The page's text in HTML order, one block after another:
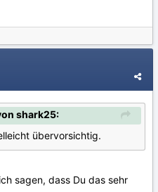
shark25:
übervorsichtig.
sagen, dass Du das sehr